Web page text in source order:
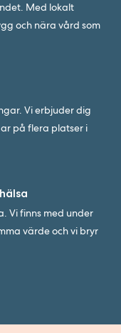
Med lokalt
och nära vård som
Vi erbjuder dig
på flera platser i
Vi finns med under
värde och vi bryr